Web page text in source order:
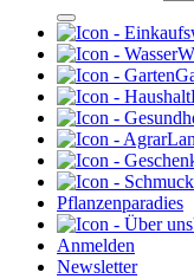
Pflanzenparadies
Anmelden
Newsletter